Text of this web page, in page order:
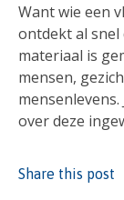
Want wie een
ontdekt al snel
materiaal is
mensen,
over deze
Share this post